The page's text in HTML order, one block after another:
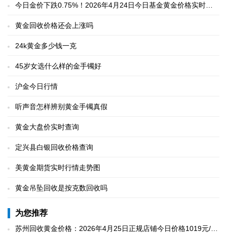
今日金价下跌0.75%！2026年4月24日今日基金黄金价格实时行
黄金回收价格还会上涨吗
24k黄金多少钱一克
45岁女选什么样的金手镯好
沪金今日行情
听声音怎样辨别黄金手镯真假
黄金大盘价实时查询
定兴县白银回收价格查询
美黄金期货实时行情走势图
黄金吊坠回收是按克数回收吗
为您推荐
苏州回收黄金价格：2026年4月25日正规店铺今日价格1019元/